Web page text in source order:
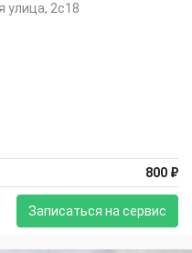
улица, 2с18
800 ₽
Записаться на сервис